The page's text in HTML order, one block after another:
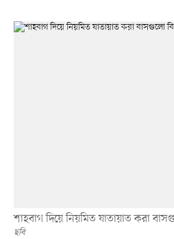
শাহবাগ দিয়ে নিয়মিত যাতায়াত করা
ছবি